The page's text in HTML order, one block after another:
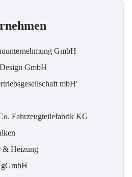
GmbH
GmbH
mbH'
Fahrzeugteilefabrik KG
& Heizung